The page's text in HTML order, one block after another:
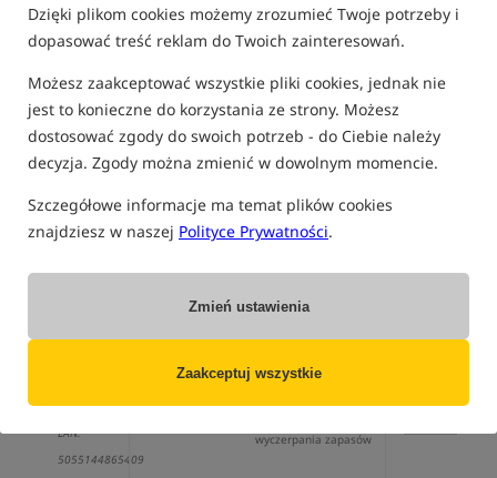
Dzięki plikom cookies możemy zrozumieć Twoje potrzeby i
dopasować treść reklam do Twoich zainteresowań.
Możesz zaakceptować wszystkie pliki cookies, jednak nie
jest to konieczne do korzystania ze strony. Możesz
dostosować zgody do swoich potrzeb - do Ciebie należy
decyzja. Zgody można zmienić w dowolnym momencie.
Szczegółowe informacje ma temat plików cookies
znajdziesz w naszej Polityce Prywatności.
Zmień ustawienia
Zaakceptuj wszystkie
tylko produkty na"naszym magazynie"
MPN: C6540
EAN:
5055144865409
599.99
Min. cena z 30 dni:599.99
wyczerpania zapasów